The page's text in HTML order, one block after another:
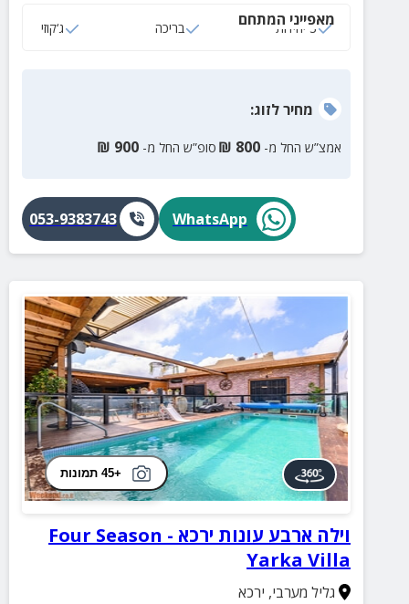
מאפייני המתחם
3 יחידות בריכה ג‘קוזי
מחירלזוג:
אמצ”ש החל מ- 800
₪ סופ”ש החל מ- 900
₪
WhatsApp
053-9383743
+45 תמונות
וילה ארבע עונות ירכא - Four Season
Yarka Villa
גליל מערבי, ירכא